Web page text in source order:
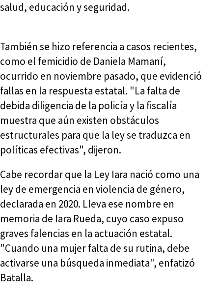
salud, educación y seguridad.
También se hizo referencia a casos recientes,
como el femicidio de Daniela Mamaní,
ocurrido en noviembre pasado, que evidenció
fallas en la respuesta estatal. "La falta de
debida diligencia de la policía y la fiscalía
muestra que aún existen obstáculos
estructurales para que la ley se traduzca en
políticas efectivas", dijeron.
Cabe recordar que la Ley Iara nació como una
ley de emergencia en violencia de género,
declarada en 2020. Lleva ese nombre en
memoria de Iara Rueda, cuyo caso expuso
graves falencias en la actuación estatal.
"Cuando una mujer falta de su rutina, debe
activarse una búsqueda inmediata", enfatizó
Batalla.